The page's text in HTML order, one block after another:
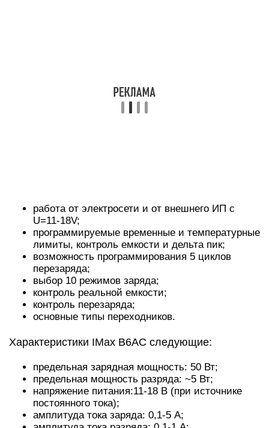
работа от электросети и от внешнего ИП с
U=11-18V;
программируемые временные и температурные
лимиты, контроль емкости и дельта пик;
возможность программирования 5 циклов
перезаряда;
выбор 10 режимов заряда;
контроль реальной емкости;
контроль перезаряда;
основные типы переходников.
Характеристики IMax B6AC следующие:
предельная зарядная мощность: 50 Вт;
предельная мощность разряда: ~5 Вт;
напряжение питания:11-18 В (при источнике
постоянного тока);
амплитуда тока заряда: 0,1-5 А;